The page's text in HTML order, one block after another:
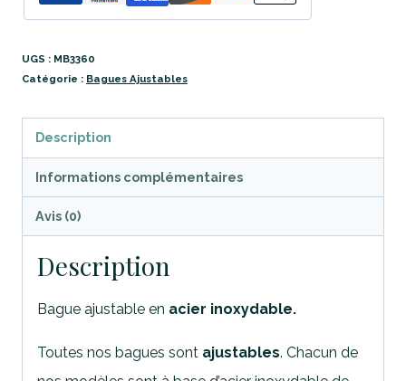
UGS : MB3360
Catégorie : Bagues Ajustables
Description
Informations complémentaires
Avis (0)
Description
Bague ajustable en acier inoxydable.
Toutes nos bagues sont ajustables. Chacun de